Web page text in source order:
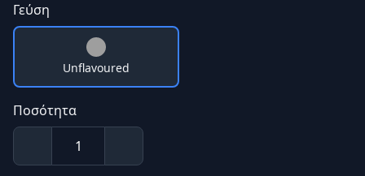
Γεύση
Unflavoured
Ποσότητα